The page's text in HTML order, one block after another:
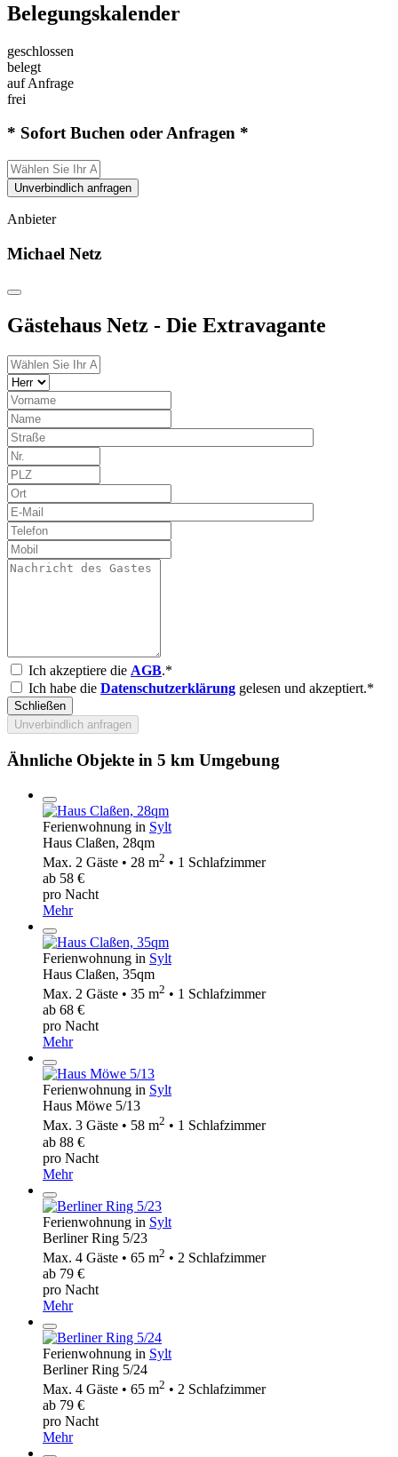
Belegungskalender
geschlossen
belegt
auf Anfrage
frei
* Sofort Buchen oder Anfragen *
Unverbindlich anfragen
Anbieter
Michael Netz
Gästehaus Netz - Die Extravagante
Ich akzeptiere die AGB.*
Ich habe die Datenschutzerklärung gelesen und akzeptiert.*
Schließen
Unverbindlich anfragen
Ähnliche Objekte in 5 km Umgebung
Ferienwohnung in Sylt
Haus Claßen, 28qm
Max. 2 Gäste • 28 m2 • 1 Schlafzimmer
ab 58 €
pro Nacht
Mehr
Ferienwohnung in Sylt
Haus Claßen, 35qm
Max. 2 Gäste • 35 m2 • 1 Schlafzimmer
ab 68 €
pro Nacht
Mehr
Ferienwohnung in Sylt
Haus Möwe 5/13
Max. 3 Gäste • 58 m2 • 1 Schlafzimmer
ab 88 €
pro Nacht
Mehr
Ferienwohnung in Sylt
Berliner Ring 5/23
Max. 4 Gäste • 65 m2 • 2 Schlafzimmer
ab 79 €
pro Nacht
Mehr
Ferienwohnung in Sylt
Berliner Ring 5/24
Max. 4 Gäste • 65 m2 • 2 Schlafzimmer
ab 79 €
pro Nacht
Mehr